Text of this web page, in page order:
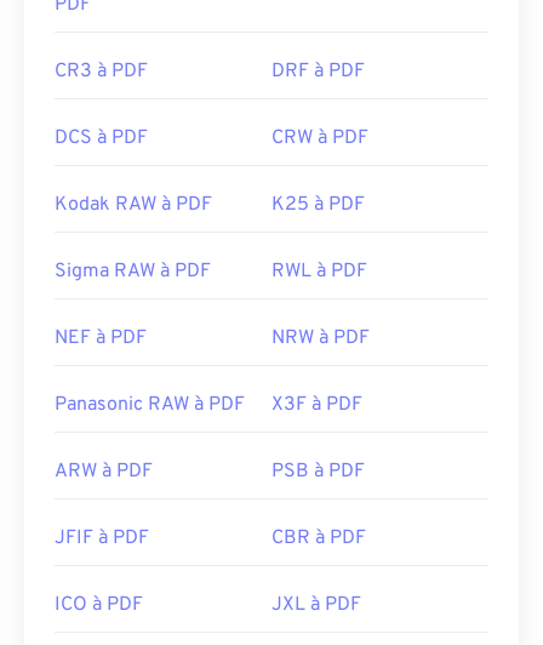
PDF
CR3 à PDF DRF à PDF
DCS à PDF CRW à PDF
Kodak RAW à PDF K25 à PDF
Sigma RAW à PDF RWL à PDF
NEF à PDF NRW à PDF
Panasonic RAW à PDF X3F à PDF
ARW à PDF PSB à PDF
JFIF à PDF CBR à PDF
ICO à PDF JXL à PDF